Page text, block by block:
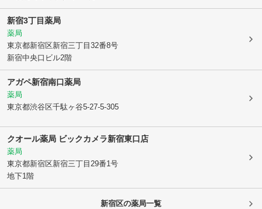
新宿3丁目薬局
薬局
東京都新宿区新宿三丁目32番8号
新宿中央口ビル2階
アガペ新宿南口薬局
薬局
東京都渋谷区千駄ヶ谷5-27-5-305
クオール薬局 ビックカメラ新宿東口店
薬局
東京都新宿区新宿三丁目29番1号
地下1階
新宿区の薬局一覧